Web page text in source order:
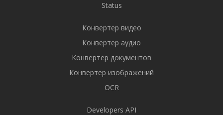
Status
Конвертер видео
Конвертер аудио
Конвертер документов
Конвертер изображений
OCR
Developers API